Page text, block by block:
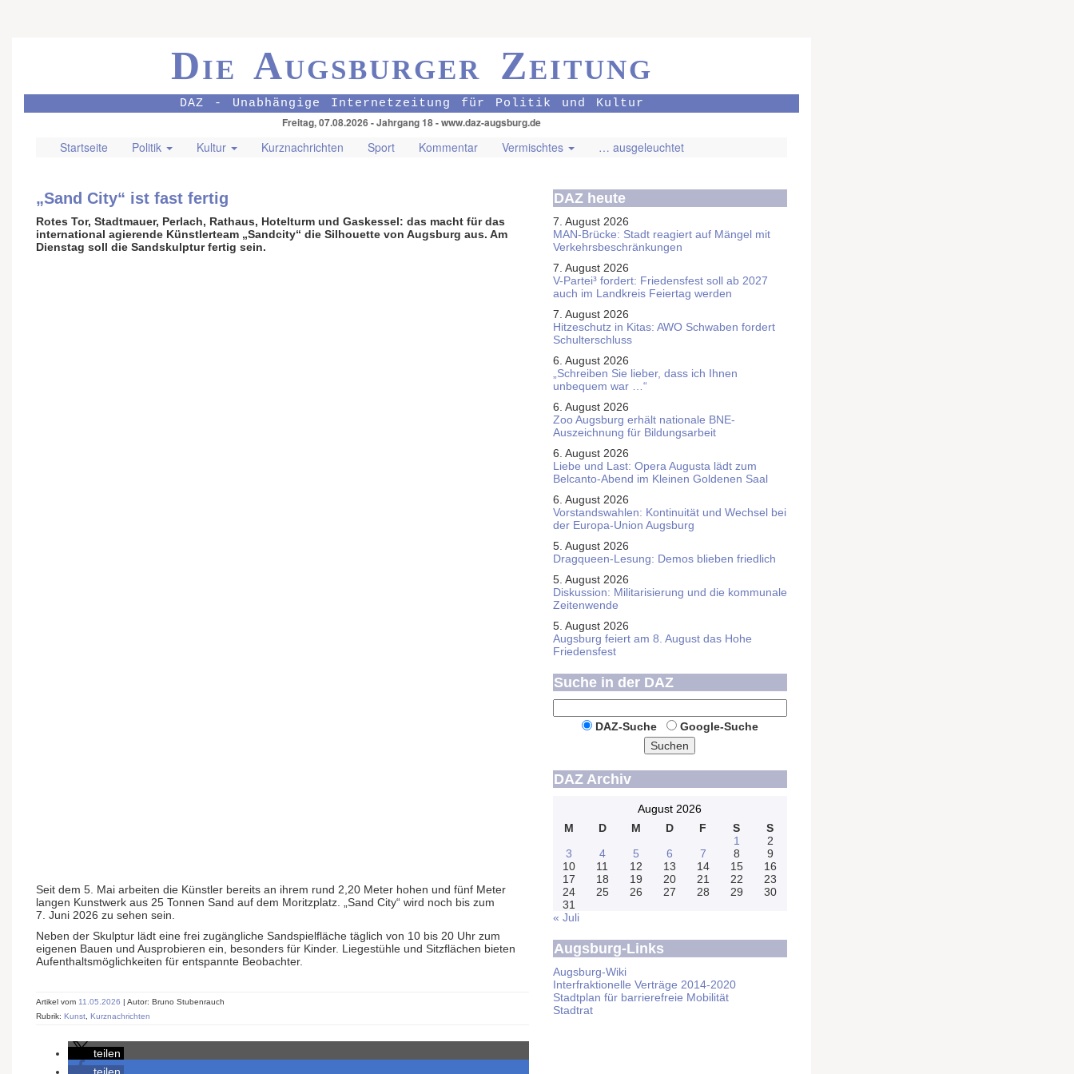
Die Augsburger Zeitung
DAZ - Unabhängige Internetzeitung für Politik und Kultur
Freitag, 07.08.2026 - Jahrgang 18 - www.daz-augsburg.de
Startseite Politik Kultur Kurznachrichten Sport Kommentar Vermischtes … ausgeleuchtet
„Sand City“ ist fast fertig
Rotes Tor, Stadtmauer, Perlach, Rathaus, Hotelturm und Gaskessel: das macht für das
inter­national agierende Künstler­team „Sandcity“ die Silhouette von Augsburg aus. Am
Dienstag soll die Sand­skulptur fertig sein.
Seit dem 5. Mai arbeiten die Künstler bereits an ihrem rund 2,20 Meter hohen und fünf Meter
langen Kunstwerk aus 25 Tonnen Sand auf dem Moritzplatz. „Sand City“ wird noch bis zum
7. Juni 2026 zu sehen sein.
Neben der Skulptur lädt eine frei zugäng­­liche Sand­­spiel­­fläche täglich von 10 bis 20 Uhr zum
eigenen Bauen und Aus­probieren ein, besonders für Kinder. Liege­stühle und Sitz­­flächen bieten
Aufent­halts­möglich­keiten für entspannte Beobachter.
Artikel vom 11.05.2026 | Autor: Bruno Stubenrauch
Rubrik: Kunst Kurznachrichten
teilen
DAZ heute
7. August 2026
MAN-Brücke: Stadt reagiert auf Mängel mit
Verkehrsbeschränkungen
7. August 2026
V-Partei­³ fordert: Friedens­fest soll ab 2027
auch im Land­kreis Feier­tag werden
7. August 2026
Hitzeschutz in Kitas: AWO Schwaben fordert
Schulterschluss
6. August 2026
„Schreiben Sie lieber, dass ich Ihnen
unbequem war …“
6. August 2026
Zoo Augsburg erhält nationale BNE-
Auszeichnung für Bildungsarbeit
6. August 2026
Liebe und Last: Opera Augusta lädt zum
Belcanto-Abend im Kleinen Goldenen Saal
6. August 2026
Vorstandswahlen: Kontinuität und Wechsel bei
der Europa-Union Augsburg
5. August 2026
Dragqueen-Lesung: Demos blieben friedlich
5. August 2026
Diskussion: Mi­li­ta­ri­sie­rung und die kommunale
Zeitenwende
5. August 2026
Augsburg feiert am 8. August das Hohe
Friedensfest
Suche in der DAZ
DAZ-Suche
Google-Suche
Suchen
DAZ Archiv
August 2026
M
D M D F S
S
1
2
3
4 5 6 7 8
9
10
11 12 13 14 15
16
17
18 19 20 21 22
23
24
25 26 27 28 29
30
31
« Juli
Augsburg-Links
Augsburg-Wiki
Interfraktionelle Verträge 2014-2020
Stadtplan für barrierefreie Mobilität
Stadtrat